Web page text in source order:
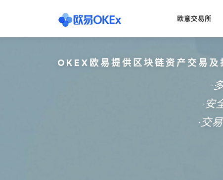
欧意交易所
OKEX欧易提供区块链资产交易
·
·安
·交